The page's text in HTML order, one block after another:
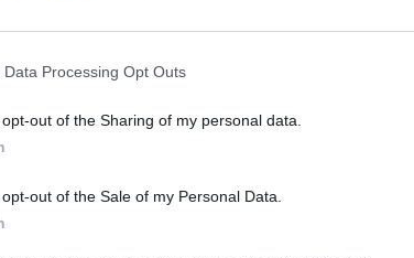
Data Processing Opt Outs
out of the Sharing of my personal data.
out of the Sale of my Personal Data.
καλή νέα αγωνιστική σεζόν!».